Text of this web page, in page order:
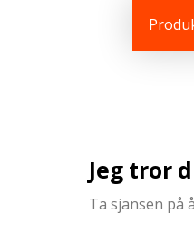
Jeg tror
Ta sjansen på